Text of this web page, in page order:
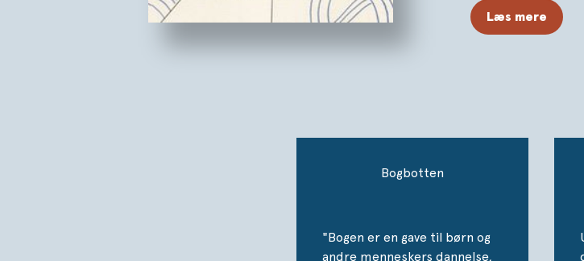
„Kommer du efter
Læs mere
Bogbotten
"Bogen er en gave til børn og
andre menneskers dannelse,